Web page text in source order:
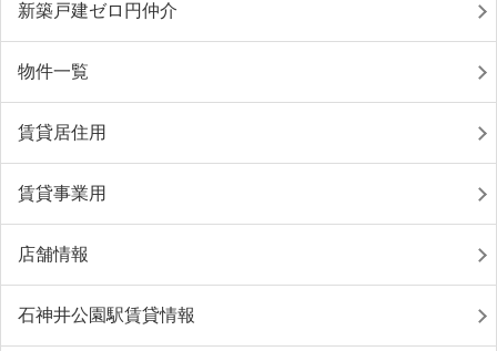
新築戸建ゼロ円仲介
物件一覧
賃貸居住用
賃貸事業用
店舗情報
石神井公園駅賃貸情報